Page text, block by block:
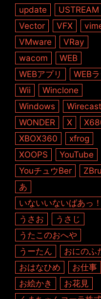
update
USTREAM
Vector
VFX
VMware
VRay
wacom
WEB
WEBアプリ
WEB
Wii
Winclone
Windows
Wirecast
WONDER
X
XBOX360
xfrog
XOOPS
YouTube
YouチュウBer
あ
いないいないばあっ！
うさお
うさじ
うたこのおへや
うーたん
おにのふ
おはなひめ
お仕事
お絵かき
お花見